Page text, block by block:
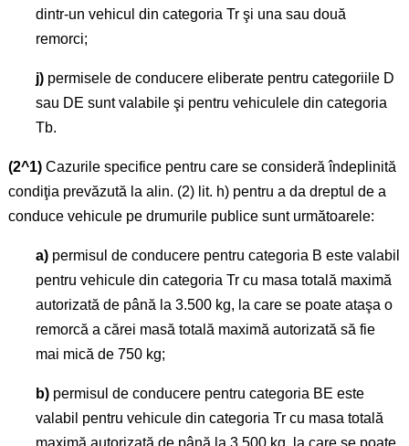
dintr-un vehicul din categoria Tr şi una sau două
remorci;
j)permisele de conducere eliberate pentru categoriile D
sau DE sunt valabile şi pentru vehiculele din categoria
Tb.
(2^1)Cazurile specifice pentru care se consideră îndeplinită
condiţia prevăzută la alin. (2) lit. h) pentru a da dreptul de a
conduce vehicule pe drumurile publice sunt următoarele:
a)permisul de conducere pentru categoria B este valabil
pentru vehicule din categoria Tr cu masa totală maximă
autorizată de până la 3.500 kg, la care se poate ataşa o
remorcă a cărei masă totală maximă autorizată să fie
mai mică de 750 kg;
b)permisul de conducere pentru categoria BE este
valabil pentru vehicule din categoria Tr cu masa totală